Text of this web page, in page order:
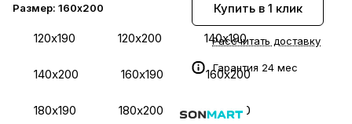
Размер: 160х200
120х190 120х200 140х190
140х200 160х190 160х200
180х190 180х200 200х190
Купить в 1 клик
Рассчитать доставку
Гарантия 24 мес